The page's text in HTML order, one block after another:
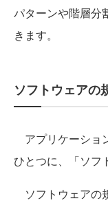
パターンや階層分
きます。
ソフトウェアの
アプリケーショ
ひとつに、「ソフ
ソフトウェアの